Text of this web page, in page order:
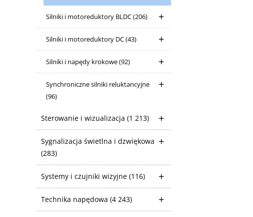
Silniki i motoreduktory BLDC(206)
Silniki i motoreduktory DC(43)
Silniki i napędy krokowe(92)
Synchroniczne silniki reluktancyjne
(96)
Sterowanie i wizualizacja (1 213)
Sygnalizacja świetlna i dzwiękowa
(283)
Systemy i czujniki wizyjne (116)
Technika napędowa (4 243)